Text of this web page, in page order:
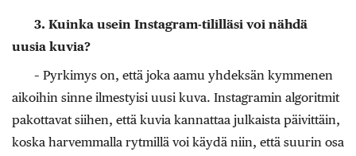
3. Kuinka usein Instagram-tililläsi voi nähdä
uusia kuvia?
– Pyrkimys on, että joka aamu yhdeksän kymmenen
aikoihin sinne ilmestyisi uusi kuva. Instagramin algoritmit
pakottavat siihen, että kuvia kannattaa julkaista päivittäin,
koska harvemmalla rytmillä voi käydä niin, että suurin osa